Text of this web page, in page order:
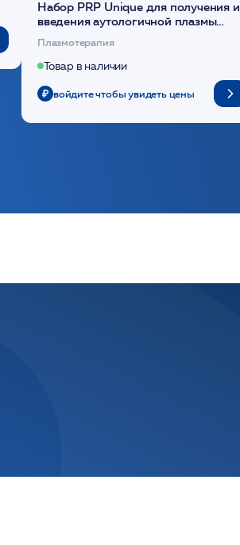
Набор PRP Unique для получения и
введения аутологичной плазмы
(саше 1шт)/Medical Case
Плазмотерапия
Товар в наличии
войдите чтобы увидеть цены